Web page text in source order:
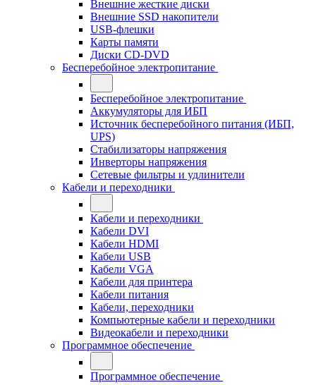
Внешние жесткие диски
Внешние SSD накопители
USB-флешки
Карты памяти
Диски CD-DVD
Бесперебойное электропитание
Бесперебойное электропитание
Аккумуляторы для ИБП
Источник бесперебойного питания (ИБП,
UPS)
Стабилизаторы напряжения
Инверторы напряжения
Сетевые фильтры и удлинители
Кабели и переходники
Кабели и переходники
Кабели DVI
Кабели HDMI
Кабели USB
Кабели VGA
Кабели для принтера
Кабели питания
Кабели, переходники
Компьютерные кабели и переходники
Видеокабели и переходники
Программное обеспечение
Программное обеспечение